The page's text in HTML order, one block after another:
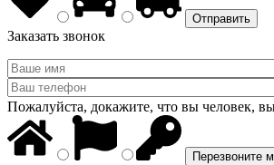
Заказать звонок
Пожалуйста, докажите, что вы человек,